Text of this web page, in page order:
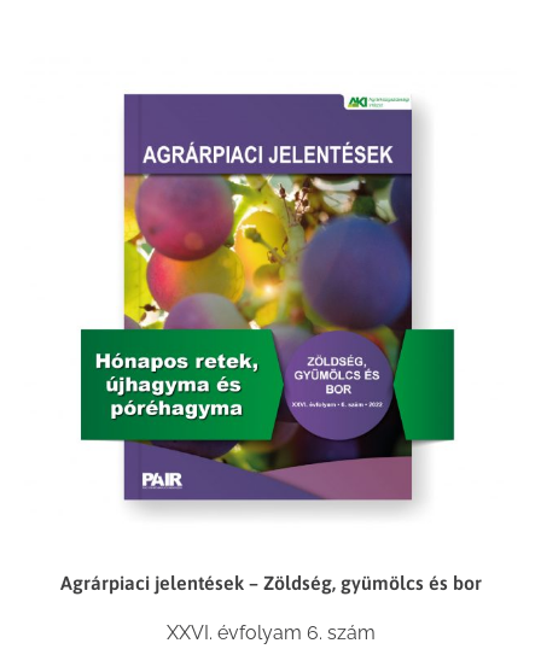
Agrárpiaci jelentések – Zöldség, gyümölcs és bor
XXVI. évfolyam 6. szám